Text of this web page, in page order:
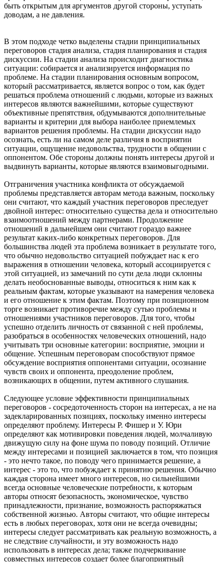
быть открытым для аргументов другой стороны, уступать
доводам, а не давления.
В этом подходе четко выделены стадии принципиальных
переговоров стадия анализа, стадия планирования и стадия
дискуссии. На стадии анализа происходит диагностика
ситуации: собирается и анализируется информация по
проблеме. На стадии планирования основным вопросом,
который рассматривается, является вопрос о том, как будет
решаться проблема отношений с людьми, которые из важных
интересов являются важнейшими, которые существуют
объективные препятствия, обдумываются дополнительные
варианты и критерии для выбора наиболее приемлемых
вариантов решения проблемы. На стадии дискуссии надо
осознать, есть ли на самом деле различия в восприятии
ситуации, ощущение недовольства, трудности в общении с
оппонентом. Обе стороны должны понять интересы другой и
выдвинуть варианты, которые являются взаимовыгодными.
Отграничения участника конфликта от обсуждаемой
проблемы представляется авторам метода важным, поскольку
они считают, что каждый участник переговоров преследует
двойной интерес: относительно существа дела и относительно
взаимоотношений между партнерами. Продолжение
отношений в дальнейшем они считают гораздо важнее
результат каких-либо конкретных переговоров. Для
большинства людей эта проблема возникает в результате того,
что обычно недовольство ситуацией побуждает нас к его
выражения в отношении человека, который ассоциируется с
этой ситуацией, из замечаний по сути дела люди склонны
делать необоснованные выводы, относиться к ним как к
реальным фактам, которые указывают на намерения человека
и его отношение к этим фактам. Поэтому при позиционном
торге возникает противоречие между сутью проблемы и
отношениями участников переговоров. Для того, чтобы
успешно отделить личность от связанной с ней проблемы,
разобраться в особенностях человеческих отношений, надо
учитывать три основные категории: восприятие, эмоции и
общение. Успешным переговорам способствуют прямое
обсуждение восприятия оппонентами ситуации, осознание
чувств своих и оппонента, преодоление проблем,
возникающих в общении, путем активного слушания.
Следующее условие эффективности принципиальных
переговоров - сосредоточенность сторон на интересах, а не на
задекларированных позициях, поскольку именно интересы
определяют проблему. Интересы Р. Фишер и У. Юри
определяют как мотивировки поведения людей, молчаливую
движущую силу на фоне шума по поводу позиций. Отличие
между интересами и позицией заключается в том, что позиция
- это нечто такое, по поводу чего принимается решение, а
интерес - это то, что побуждает к принятию решения. Обычно
каждая сторона имеет много интересов, но сильнейшими
всегда основные человеческие потребности, к которым
авторы относят безопасность, экономическое, чувство
принадлежности, признание, возможность распоряжаться
собственной жизнью. Авторы считают, что общие интересы
есть в любых переговорах, хотя они не всегда очевидны;
интересы следует рассматривать как реальную возможность, а
не следствие случайности, и эту возможность надо
использовать в интересах дела; также подчеркивание
совместных интересов создает более благоприятный